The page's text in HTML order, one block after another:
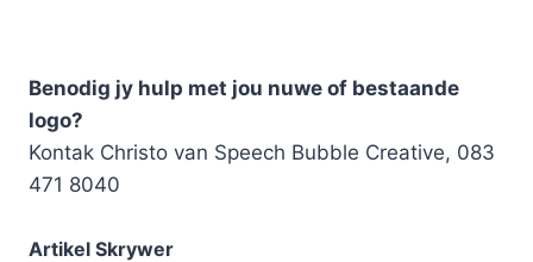
Benodig jy hulp met jou nuwe of bestaande
logo?
Kontak Christo van Speech Bubble Creative, 083
471 8040
Artikel Skrywer